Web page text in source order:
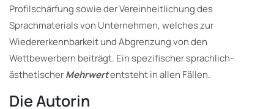
Profilschärfung sowie der Vereinheitlichung des
Sprachmaterials von Unternehmen, welches zur
Wiedererkennbarkeit und Abgrenzung von den
Wettbewerbern beiträgt. Ein spezifischer sprachlich-
ästhetischerMehrwertentsteht in allen Fällen.
Die Autorin